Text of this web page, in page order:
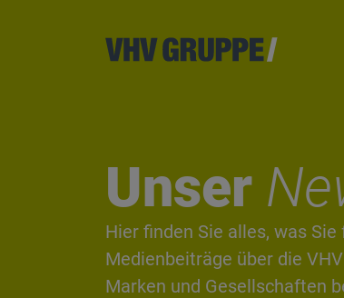
Unser
Hier finden Sie alles, was Sie
Medienbeiträge über die
Marken und Gesellschaften